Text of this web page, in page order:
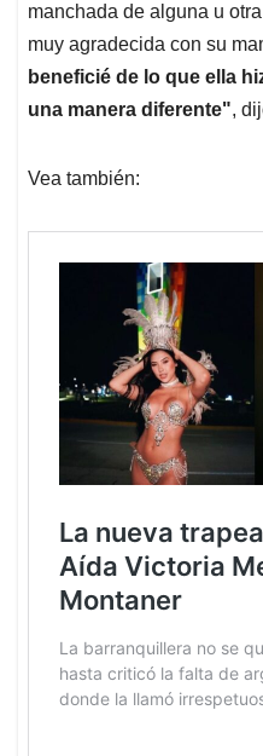
manchada de alguna u
muy agradecida con su
beneficié de lo que ella
una manera diferente",
Vea también: